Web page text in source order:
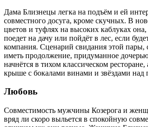
Дама Близнецы легка на подъём и ей
совместного досуга, кроме скучных. В
цветов и туфлях на высоких каблуках она,
поедет на дачу или пойдёт в лес, если
компания. Сценарий свидания этой пары,
иметь продолжение, придуманное
начнётся в тихом классическом ресторане,
крыше с бокалами винами и звёздами над
Любовь
Совместимость мужчины Козерога и
вряд ли скоро выльется в спокойную